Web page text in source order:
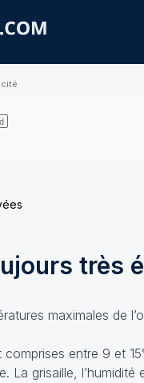
très
maximales de
entre 9 et
La grisaille, l’humidité